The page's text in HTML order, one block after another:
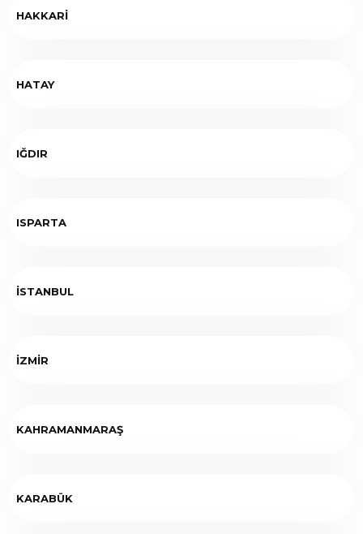
HAKKARİ
HATAY
IĞDIR
ISPARTA
İSTANBUL
İZMİR
KAHRAMANMARAŞ
KARABÜK